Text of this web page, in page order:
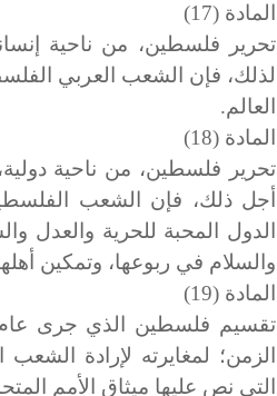
المادة (17)
تحرير فلسطين، من ناحية
لذلك، فإن الشعب العربي
العالم.
المادة (18)
تحرير فلسطين، من ناحية
أجل ذلك، فإن الشعب
الدول المحبة للحرية والعدل
والسلام في ربوعها، وتمكين
المادة (19)
الزمن؛ لمغايرته لإرادة
التي نص عليها ميثاق الأمم